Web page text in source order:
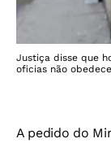
Justiça disse que
oficias não
A pedido do